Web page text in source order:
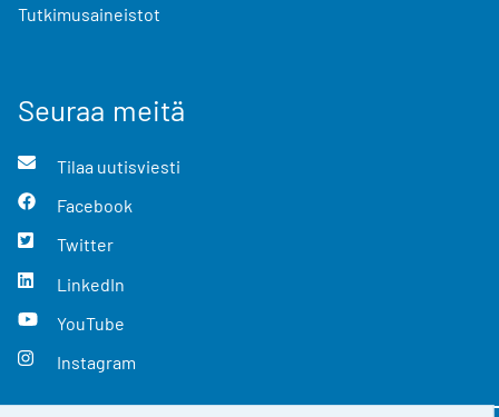
Tutkimusaineistot
Seuraa meitä
Tilaa uutisviesti
Facebook
Twitter
LinkedIn
YouTube
Instagram